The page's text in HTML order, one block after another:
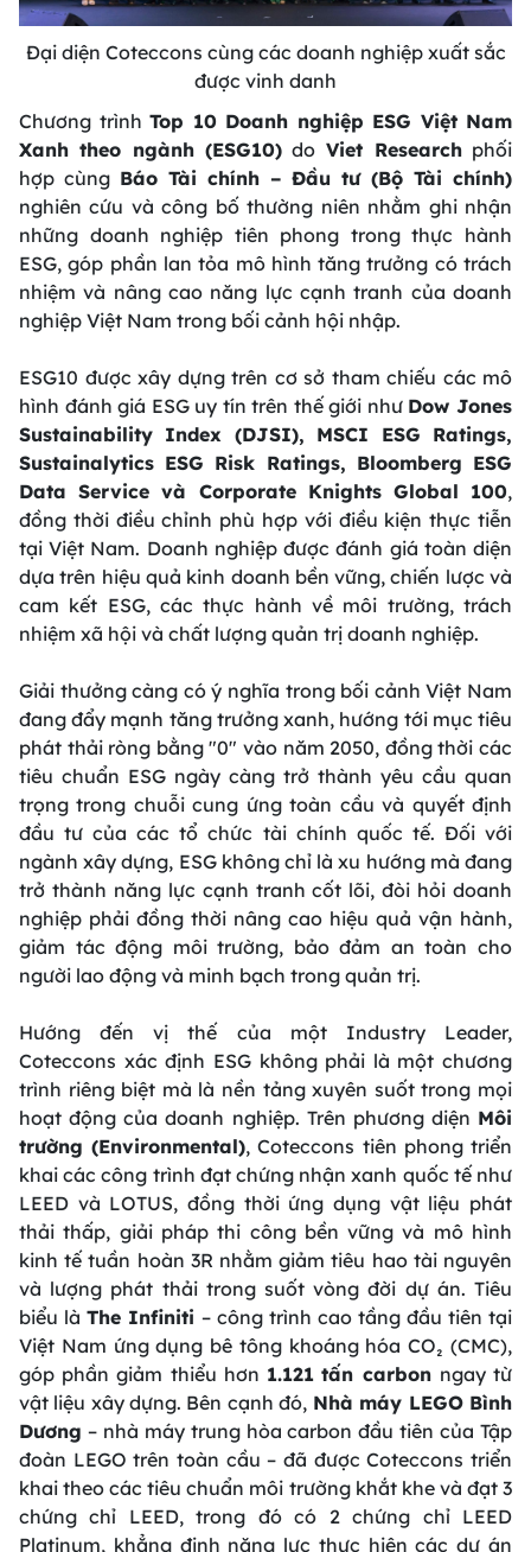
Đại diện Coteccons cùng các doanh nghiệp xuất sắc
được vinh danh
Chương trình Top 10 Doanh nghiệp ESG Việt Nam
Xanh theo ngành (ESG10)do Viet Researchphối
hợp cùng Báo Tài chính – Đầu tư (Bộ Tài chính)
nghiên cứu và công bố thường niên nhằm ghi nhận
những doanh nghiệp tiên phong trong thực hành
ESG, góp phần lan tỏa mô hình tăng trưởng có trách
nhiệm và nâng cao năng lực cạnh tranh của doanh
nghiệp Việt Nam trong bối cảnh hội nhập.
ESG10 được xây dựng trên cơ sở tham chiếu các mô
hình đánh giá ESG uy tín trên thế giới như Dow Jones
Sustainability Index (DJSI), MSCI ESG Ratings,
Sustainalytics ESG Risk Ratings, Bloomberg ESG
Data Service và Corporate Knights Global 100,
đồng thời điều chỉnh phù hợp với điều kiện thực tiễn
tại Việt Nam. Doanh nghiệp được đánh giá toàn diện
dựa trên hiệu quả kinh doanh bền vững, chiến lược và
cam kết ESG, các thực hành về môi trường, trách
nhiệm xã hội và chất lượng quản trị doanh nghiệp.
Giải thưởng càng có ý nghĩa trong bối cảnh Việt Nam
đang đẩy mạnh tăng trưởng xanh, hướng tới mục tiêu
phát thải ròng bằng "0" vào năm 2050, đồng thời các
tiêu chuẩn ESG ngày càng trở thành yêu cầu quan
trọng trong chuỗi cung ứng toàn cầu và quyết định
đầu tư của các tổ chức tài chính quốc tế. Đối với
ngành xây dựng, ESG không chỉ là xu hướng mà đang
trở thành năng lực cạnh tranh cốt lõi, đòi hỏi doanh
nghiệp phải đồng thời nâng cao hiệu quả vận hành,
giảm tác động môi trường, bảo đảm an toàn cho
người lao động và minh bạch trong quản trị.
Hướng đến vị thế của một Industry Leader,
Coteccons xác định ESG không phải là một chương
trình riêng biệt mà là nền tảng xuyên suốt trong mọi
hoạt động của doanh nghiệp. Trên phương diện Môi
trường (Environmental), Coteccons tiên phong triển
khai các công trình đạt chứng nhận xanh quốc tế như
LEED và LOTUS, đồng thời ứng dụng vật liệu phát
thải thấp, giải pháp thi công bền vững và mô hình
kinh tế tuần hoàn 3R nhằm giảm tiêu hao tài nguyên
và lượng phát thải trong suốt vòng đời dự án. Tiêu
biểu là The Infiniti – công trình cao tầng đầu tiên tại
Việt Nam ứng dụng bê tông khoáng hóa CO₂ (CMC),
góp phần giảm thiểu hơn 1.121 tấn carbon ngay từ
vật liệu xây dựng. Bên cạnh đó, Nhà máy LEGO Bình
Dương – nhà máy trung hòa carbon đầu tiên của Tập
đoàn LEGO trên toàn cầu – đã được Coteccons triển
khai theo các tiêu chuẩn môi trường khắt khe và đạt 3
chứng chỉ LEED, trong đó có 2 chứng chỉ LEED
Platinum, khẳng định năng lực thực hiện các dự án